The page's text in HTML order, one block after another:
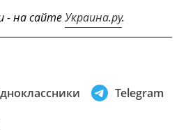
- на сайтеУкраина.ру.
Telegram